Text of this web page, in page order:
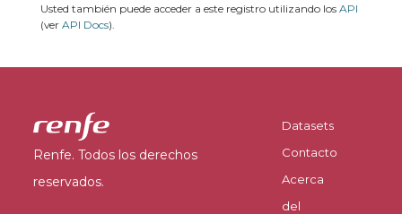
Usted también puede acceder a este registro utilizando los API
(ver API Docs).
Renfe. Todos los derechos
reservados.
Datasets
Contacto
Acerca
del